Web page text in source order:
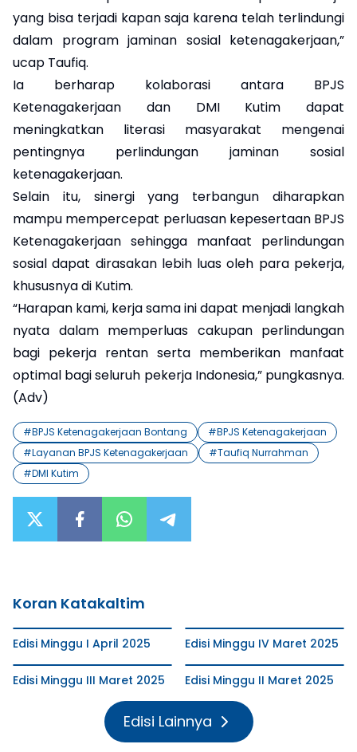
yang bisa terjadi kapan saja karena telah terlindungi
dalam program jaminan sosial ketenagakerjaan,”
ucap Taufiq.
Ia berharap kolaborasi antara BPJS
Ketenagakerjaan dan DMI Kutim dapat
meningkatkan literasi masyarakat mengenai
pentingnya perlindungan jaminan sosial
ketenagakerjaan.
Selain itu, sinergi yang terbangun diharapkan
mampu mempercepat perluasan kepesertaan BPJS
Ketenagakerjaan sehingga manfaat perlindungan
sosial dapat dirasakan lebih luas oleh para pekerja,
khususnya di Kutim.
“Harapan kami, kerja sama ini dapat menjadi langkah
nyata dalam memperluas cakupan perlindungan
bagi pekerja rentan serta memberikan manfaat
optimal bagi seluruh pekerja Indonesia,” pungkasnya.
(Adv)
#BPJS Ketenagakerjaan Bontang #BPJS Ketenagakerjaan
#Layanan BPJS Ketenagakerjaan #Taufiq Nurrahman
#DMI Kutim
Koran Katakaltim
Edisi Minggu I April 2025 Edisi Minggu IV Maret 2025
Edisi Minggu III Maret 2025 Edisi Minggu II Maret 2025
Edisi Lainnya